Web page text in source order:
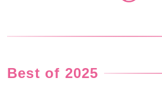
Best of 2025